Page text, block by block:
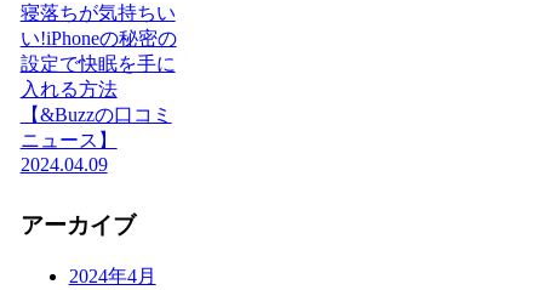
寝落ちが気持ちい
い!iPhoneの秘密の
設定で快眠を手に
入れる方法
【&Buzzの口コミ
ニュース】
2024.04.09
アーカイブ
2024年4月